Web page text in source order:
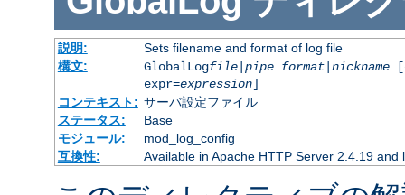
説明:
Sets filename and format of log file
構文:
GlobalLogfile| pipe format| nickname
expr=expression]
コンテキスト: サーバ設定ファイル
ステータス:
Base
モジュール:
mod_log_config
互換性:
Available in Apache HTTP Server 2.4.19 and